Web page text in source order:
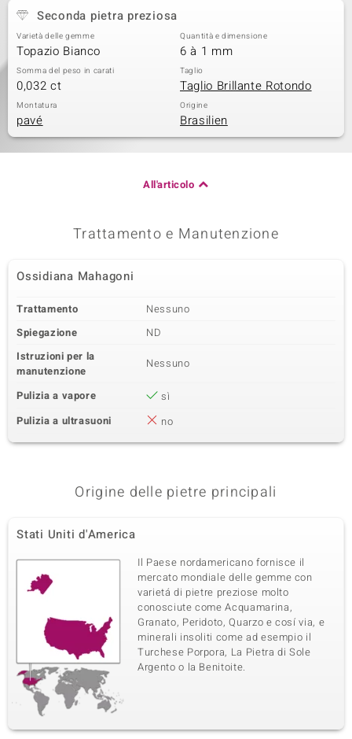
Seconda pietra preziosa
Varietà delle gemme
Topazio Bianco
Quantità e dimensione
6 à 1 mm
Somma del peso in carati
0,032 ct
Taglio
Taglio Brillante Rotondo
Montatura
pavé
Origine
Brasilien
All'articolo
Trattamento e Manutenzione
Ossidiana Mahagoni
Trattamento
Nessuno
Spiegazione
ND
Istruzioni per la
manutenzione
Nessuno
Pulizia a vapore
sì
Pulizia a ultrasuoni
no
Origine delle pietre principali
Stati Uniti d'America
Il Paese nordamericano fornisce il
mercato mondiale delle gemme con
varietá di pietre preziose molto
conosciute come Acquamarina,
Granato, Peridoto, Quarzo e cosí via, e
minerali insoliti come ad esempio il
Turchese Porpora, La Pietra di Sole
Argento o la Benitoite.